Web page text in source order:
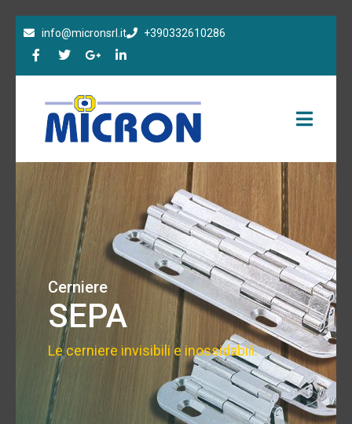
info@micronsrl.it +390332610286
Cerniere
SEPA
Le cerniere invisibili e inossidabili.